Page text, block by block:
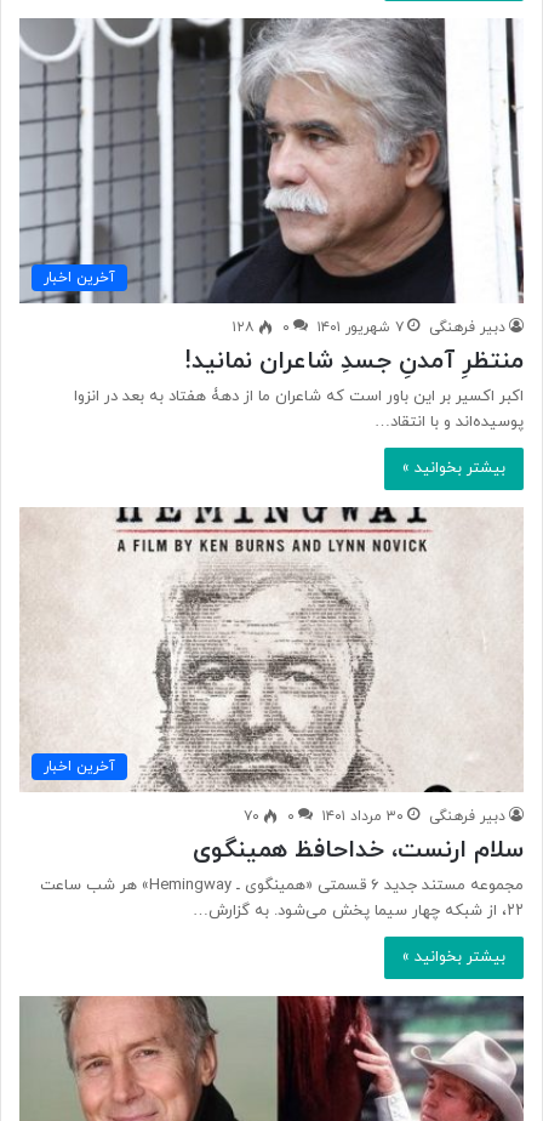
آخرین اخبار
دبیر فرهنگی ۷ شهریور ۱۴۰۱ ۰ ۱۲۸
منتظرِ آمدنِ جسدِ شاعران نمانید!
اکبر اکسیر بر این باور است که شاعران ما از دهۀ هفتاد به بعد در انزوا
پوسیده‌اند و با انتقاد…
بیشتر بخوانید »
آخرین اخبار
دبیر فرهنگی ۳۰ مرداد ۱۴۰۱ ۰ ۷۰
سلام ارنست، خداحافظ همینگوی
مجموعه مستند جدید ۶ قسمتی «همینگوی ـ Hemingway» هر شب ساعت
۲۲، از شبکه چهار سیما پخش می‌شود. به گزارش…
بیشتر بخوانید »